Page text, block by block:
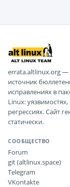
errata.altlinux.org
источник
исправлениях в
Linux:
регрессиях. Сайт
статически.
СООБЩЕСТВО
Forum
git (altlinux.space)
Telegram
VKontakte